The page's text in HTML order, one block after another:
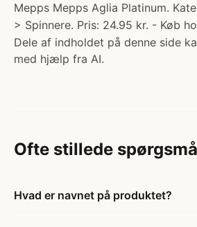
Mepps Mepps Aglia Platinum.
> Spinnere. Pris: 24.95 kr. - Køb
Dele af indholdet på denne side
med hjælp fra AI.
Ofte stillede
Hvad er navnet på produktet?